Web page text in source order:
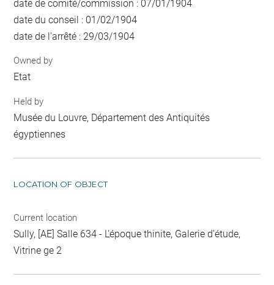
date de comité/commission : 07/01/1904
date du conseil : 01/02/1904
date de l'arrêté : 29/03/1904
Owned by
Etat
Held by
Musée du Louvre, Département des Antiquités
égyptiennes
LOCATION OF OBJECT
Current location
Sully, [AE] Salle 634 - L'époque thinite, Galerie d'étude,
Vitrine ge 2